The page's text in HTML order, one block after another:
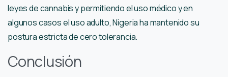
leyes de cannabis y permitiendo el uso médico y en
algunos casos el uso adulto, Nigeria ha mantenido su
postura estricta de cero tolerancia.
Conclusión